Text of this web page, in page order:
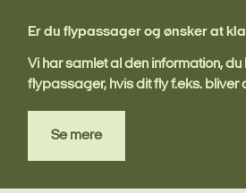
Er du flypassager og ønsker at
Vi har samlet al den information,
flypassager, hvis dit fly f.eks. bliver
Se mere